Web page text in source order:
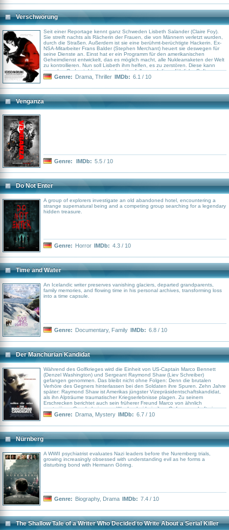
Felder zu beregnen. Kann Röckle das Unheil noch aufhalten? Ein Farbfilm
der DEFA nach dem Märchen \"Meister Hans Röckle und Mister Flammfuß\"
von Ilse \u0026amp; Vilmos Korn.
Verschwörung
Seit einer Reportage kennt ganz Schweden Lisbeth Salander (Claire Foy).
Sie streift nachts als Rächerin der Frauen, die von Männern verletzt wurden,
durch die Straßen. Außerdem ist sie eine berühmt-berüchtigte Hackerin. Ex-
NSA-Mitarbeiter Frans Balder (Stephen Merchant) heuert sie deswegen für
seine Dienste an. Einst hat er ein Programm für den amerikanischen
Geheimdienst entwickelt, das es möglich macht, alle Nuklearraketen der Welt
zu kontrollieren. Nun soll Lisbeth ihm helfen, es zu zerstören. Diese kann
zwar den Code stehlen, wird aber überfallen und die gefährliche Software
gestohlen, während auch NSA-Sicherheitschef Edwin Needham (Lakeith
zurückzuholen. Zudem halten der schwedische Geheimdienst und die Polizei
Lisbeth für eine Mörderin und jagen sie…
Genre: Drama Thriller IMDb: 6.1 / 10
Venganza
Genre: IMDb: 5.5 / 10
Do Not Enter
A group of explorers investigate an old abandoned hotel, encountering a
strange supernatural being and a competing group searching for a legendary
hidden treasure.
Genre: Horror IMDb: 4.3 / 10
Time and Water
An Icelandic writer preserves vanishing glaciers, departed grandparents,
family memories, and flowing time in his personal archives, transforming loss
into a time capsule.
Genre: Documentary, Family IMDb: 6.8 / 10
Der Manchurian Kandidat
Während des Golfkrieges wird die Einheit von US-Captain Marco Bennett
(Denzel Washington) und Sergeant Raymond Shaw (Liev Schreiber)
gefangen genommen. Das bleibt nicht ohne Folgen: Denn die brutalen
Verhöre des Gegners hinterlassen bei den Soldaten ihre Spuren. Zehn Jahre
später: Raymond Shaw ist Amerikas jüngster Vizepräsidentschaftskandidat,
als ihn Alpträume traumatischer Kriegserlebnisse plagen. Zu seinem
Erschrecken berichtet auch sein früherer Freund Marco von ähnlich
mysteriösen Geschehnissen… Wurden beide in ihrer Gefangenschaft einer
Gehirnwäsche unterzogen und ist auch Raymonds herrschsüchtige Mutter
Regierung in ihrem Land richtet?
Genre: Drama Mystery IMDb: 6.7 / 10
Nürnberg
A WWII psychiatrist evaluates Nazi leaders before the Nuremberg trials,
growing increasingly obsessed with understanding evil as he forms a
disturbing bond with Hermann Göring.
Genre: Biography, Drama IMDb: 7.4 / 10
The Shallow Tale of a Writer Who Decided to Write About a Serial Killer